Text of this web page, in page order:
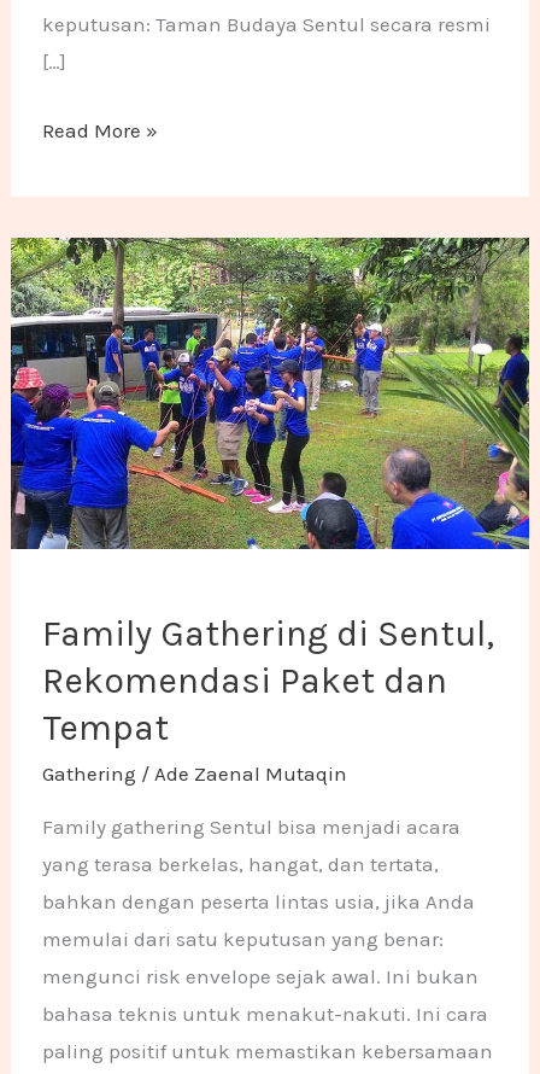
keputusan: Taman Budaya Sentul secara resmi
[…]
Read More »
Family Gathering di Sentul,
Rekomendasi Paket dan
Tempat
Gathering / Ade Zaenal Mutaqin
Family gathering Sentul bisa menjadi acara
yang terasa berkelas, hangat, dan tertata,
bahkan dengan peserta lintas usia, jika Anda
memulai dari satu keputusan yang benar:
mengunci risk envelope sejak awal. Ini bukan
bahasa teknis untuk menakut-nakuti. Ini cara
paling positif untuk memastikan kebersamaan
Family Gathering di Sentul, Rekomendasi Paket dan